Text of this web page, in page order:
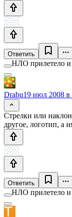
Ответить
НЛО прилетело и
Drabu19 июл 2008 в
Стрелки или
другое, логотип, а
Ответить
НЛО прилетело и